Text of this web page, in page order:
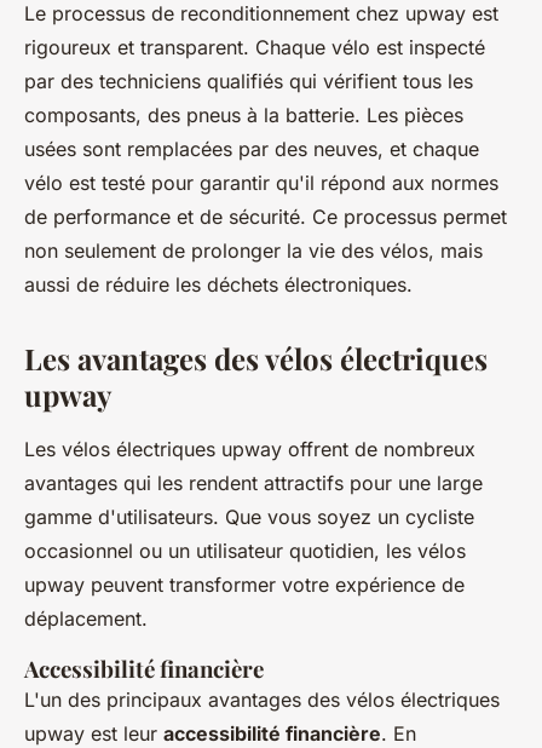
Le processus de reconditionnement chez upway est
rigoureux et transparent. Chaque vélo est inspecté
par des techniciens qualifiés qui vérifient tous les
composants, des pneus à la batterie. Les pièces
usées sont remplacées par des neuves, et chaque
vélo est testé pour garantir qu'il répond aux normes
de performance et de sécurité. Ce processus permet
non seulement de prolonger la vie des vélos, mais
aussi de réduire les déchets électroniques.
Les avantages des vélos électriques
upway
Les vélos électriques upway offrent de nombreux
avantages qui les rendent attractifs pour une large
gamme d'utilisateurs. Que vous soyez un cycliste
occasionnel ou un utilisateur quotidien, les vélos
upway peuvent transformer votre expérience de
déplacement.
Accessibilité financière
L'un des principaux avantages des vélos électriques
upway est leur accessibilité financière. En